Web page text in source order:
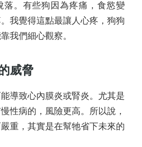
落。有些狗因為疼痛，食慾變
我覺得這點最讓人心疼，狗狗
我們細心觀察。
威脅
導致心內膜炎或腎炎。尤其是
性病的，風險更高。所以說，
重，其實是在幫牠省下未來的